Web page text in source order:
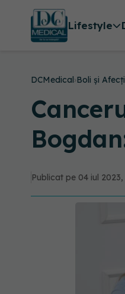
Lifestyle
DCMedical›Boli și
Publicat pe 04 iul 2023,